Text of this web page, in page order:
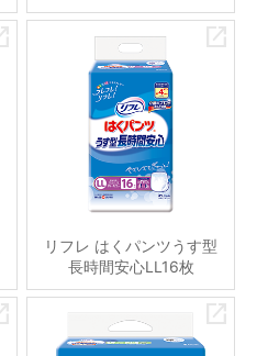
リフレ はくパンツうす型
長時間安心LL16枚